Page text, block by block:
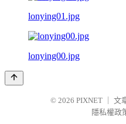
lonying01.jpg
lonying00.jpg
© 2026 PIXNET
文
隱私權政